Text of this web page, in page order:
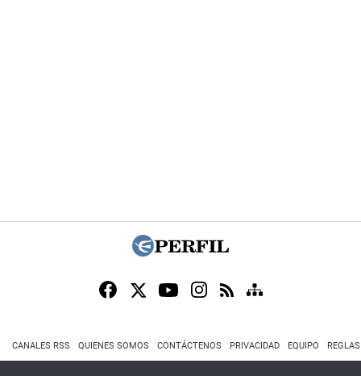
CANALES RSS QUIENES SOMOS CONTÁCTENOS PRIVACIDAD EQUIPO